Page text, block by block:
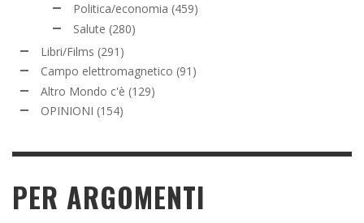
Politica/economia (459)
Salute (280)
Libri/Films (291)
Campo elettromagnetico (91)
Altro Mondo c'è (129)
OPINIONI (154)
PER ARGOMENTI